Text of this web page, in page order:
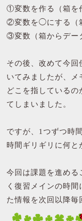
①変数を作る（箱を
②変数を◯にする（
③変数（箱からデー
その後、改めて今回
いてみましたが、
どこを指している
てしまいました。
ですが、1つずつ時
時間ギリギリに何と
今回は課題を進める
く復習メインの時
た情報を次回以降毎